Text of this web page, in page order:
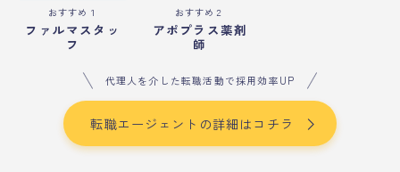
おすすめ１
ファルマスタッ
フ
おすすめ２
アポプラス薬剤
師
代理人を介した転職活動で採用効率UP
転職エージェントの詳細はコチラ